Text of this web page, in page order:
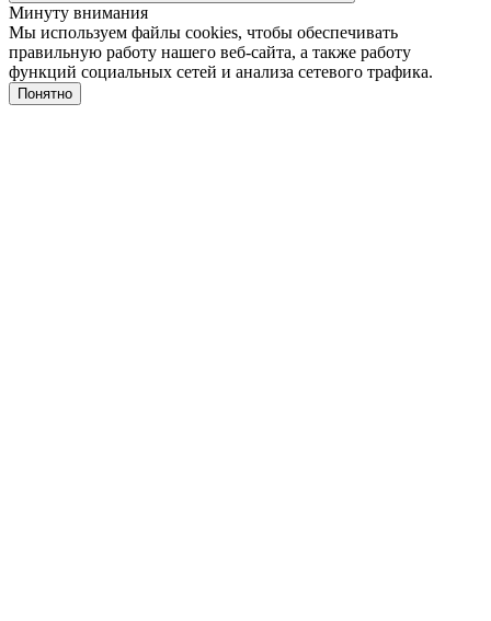
Минуту внимания
Мы используем файлы cookies, чтобы обеспечивать
правильную работу нашего веб-сайта, а также работу
функций социальных сетей и анализа сетевого трафика.
Понятно